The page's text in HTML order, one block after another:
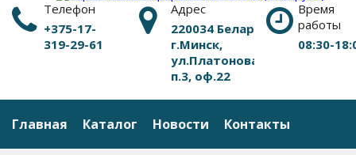
Телефон
+375-17-
319-29-61
Адрес
220034 Беларусь,
г.Минск,
ул.Платонова,1Б,
п.3, оф.22
Время
работы
08:30-
Главная Каталог Новости Контакты